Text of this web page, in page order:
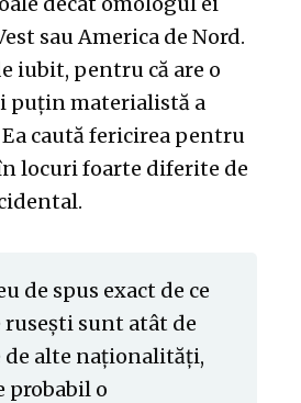
sau America de Nord.
iubit, pentru că are o
puțin materialistă a
caută fericirea pentru
locuri foarte diferite de
de spus exact de ce
rusești sunt atât de
alte naționalități,
probabil o